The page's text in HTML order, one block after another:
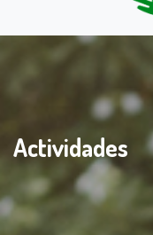
Actividades